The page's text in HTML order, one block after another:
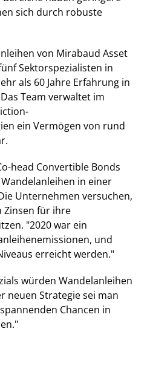
sich durch robuste
von Mirabaud Asset
Sektorspezialisten in
als 60 Jahre Erfahrung in
Team verwaltet im
ein Vermögen von rund
head Convertible Bonds
in einer
Unternehmen versuchen,
Zinsen für ihre
"2020 war ein
und
erreicht werden."
würden Wandelanleihen
neuen Strategie sei man
Chancen in